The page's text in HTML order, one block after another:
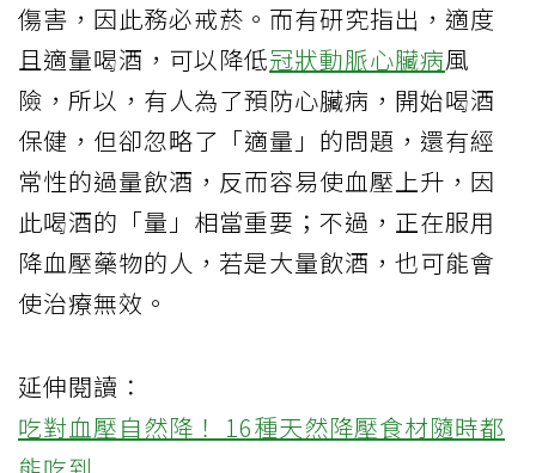
傷害，因此務必戒菸。而有研究指出，適度
且適量喝酒，可以降低冠狀動脈心臟病風
險，所以，有人為了預防心臟病，開始喝酒
保健，但卻忽略了「適量」的問題，還有經
常性的過量飲酒，反而容易使血壓上升，因
此喝酒的「量」相當重要；不過，正在服用
降血壓藥物的人，若是大量飲酒，也可能會
使治療無效。
延伸閱讀：
吃對血壓自然降！ 16種天然降壓食材隨時都